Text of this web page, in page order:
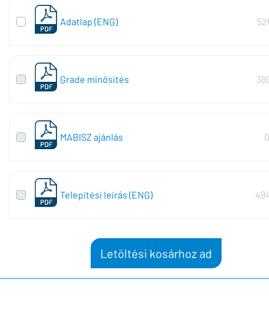
Adatlap (ENG)
Grade minősítés
MABISZ ajánlás
Telepítési leírás (ENG)
Letöltési kosárhoz ad